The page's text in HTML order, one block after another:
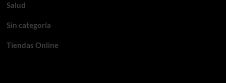
Salud
Sin categoría
Tiendas Online